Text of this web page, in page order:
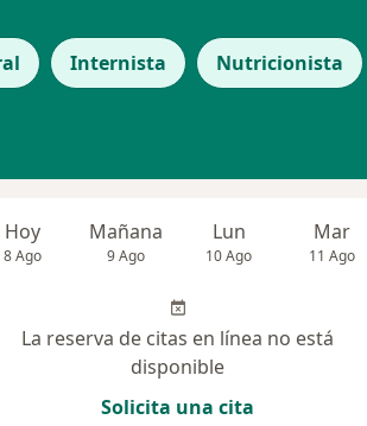
Internista Nutricionista
Hoy
8 Ago
Mañana
9 Ago
Lun
10 Ago
Mar
11 Ago
La reserva de citas en línea no está
disponible
Solicita una cita